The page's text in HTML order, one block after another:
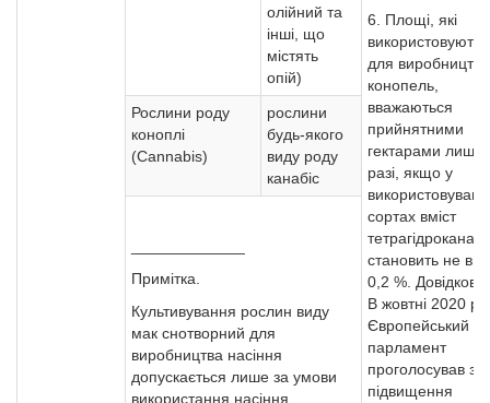
6. Площі, які
для виробництва
конопель,
вважаються
прийнятними
гектарами лише
разі, якщо у
сортах вміст
становить не
0,2 %. Довідково:
В жовтні 2020
Європейський
парламент
проголосував за
підвищення
олійний та
інші, що
містять
опій)
Рослини роду
коноплі
(Cannabis)
рослини
будь-якого
виду роду
канабіс
Примітка.
Культивування рослин виду
мак снотворний для
виробництва насіння
допускається лише за умови
використання насіння,